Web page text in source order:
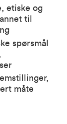
etiske og
til
spørsmål
måte